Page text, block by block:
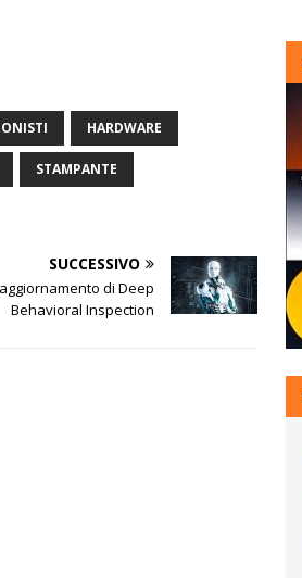
HARDWARE
STAMPANTE
SUCCESSIVO
di Deep
Behavioral Inspection